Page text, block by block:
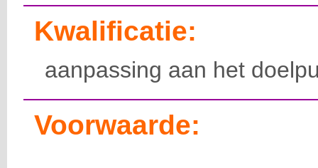
Kwalificatie:
aanpassing aan het
Voorwaarde: